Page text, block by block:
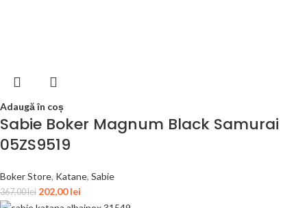
Adaugă în coș
Sabie Boker Magnum Black Samurai
05ZS9519
Boker Store, Katane, Sabie
367,00lei 202,00lei